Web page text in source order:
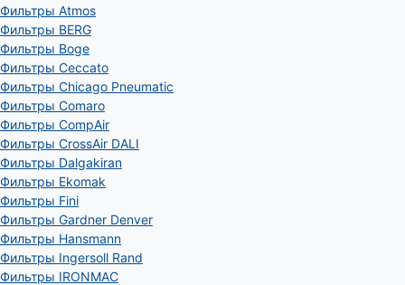
Фильтры Atmos
Фильтры BERG
Фильтры Boge
Фильтры Ceccato
Фильтры Chicago Pneumatic
Фильтры Comaro
Фильтры CompAir
Фильтры CrossAir DALI
Фильтры Dalgakiran
Фильтры Ekomak
Фильтры Fini
Фильтры Gardner Denver
Фильтры Hansmann
Фильтры Ingersoll Rand
Фильтры IRONMAC